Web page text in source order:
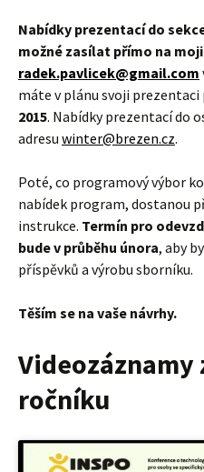
Nabídky prezentací do
možné zasílat přímo na
radek.pavlicek@gmail.com
máte v plánu svoji
2015. Nabídky prezentací do
adresu winter@brezen.cz.
Poté, co programový výbor
nabídek program, dostanou
instrukce. Termín pro
bude v průběhu února, aby
příspěvků a výrobu sborníku.
Těším se na vaše návrhy.
Videozáznamy
ročníku